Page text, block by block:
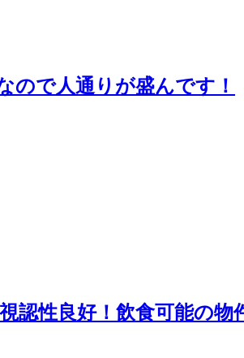
ので人通りが盛んです！
認性良好！飲食可能の物